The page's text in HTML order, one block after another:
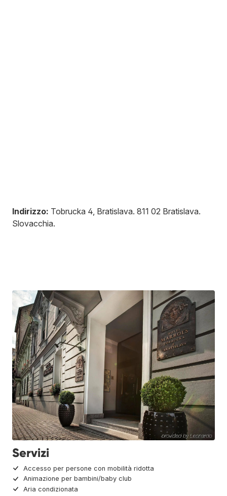
Indirizzo: Tobrucka 4, Bratislava. 811 02 Bratislava.
Slovacchia.
Servizi
Accesso per persone con mobilità ridotta
Animazione per bambini/baby club
Aria condizionata